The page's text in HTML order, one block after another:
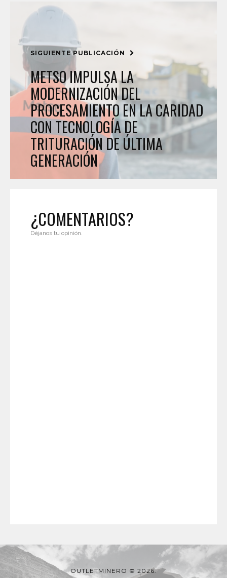
SIGUIENTE PUBLICACIÓN
METSO IMPULSA LA
MODERNIZACIÓN DEL
PROCESAMIENTO EN LA CARIDAD
CON TECNOLOGÍA DE
TRITURACIÓN DE ÚLTIMA
GENERACIÓN
¿COMENTARIOS?
Déjanos tu opinión.
OUTLETMINERO © 2026.